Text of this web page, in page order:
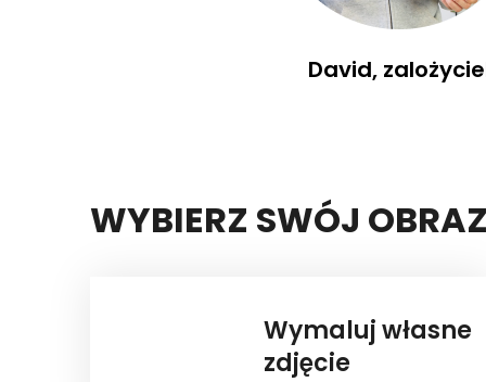
David,
WYBIERZ SWÓJ OBRAZ
Wymaluj własne
zdjęcie